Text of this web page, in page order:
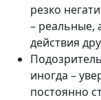
резко
– реальные,
действия
иногда –
постоянно